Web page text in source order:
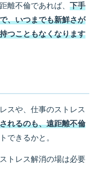
離不倫であれば、 下手
、いつまでも新鮮さが
つこともなくなります
スや、仕事のストレス
れるのも、遠距離不倫
できるかと。
トレス解消の場は必要